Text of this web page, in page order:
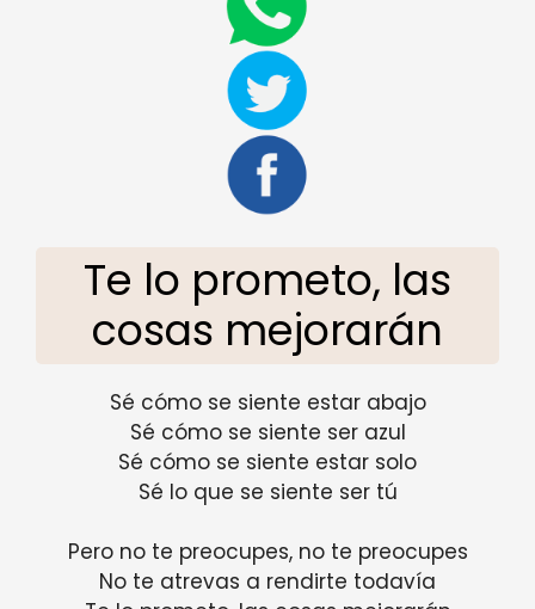
Te lo prometo, las
cosas mejorarán
Sé cómo se siente estar abajo
Sé cómo se siente ser azul
Sé cómo se siente estar solo
Sé lo que se siente ser tú
Pero no te preocupes, no te preocupes
No te atrevas a rendirte todavía